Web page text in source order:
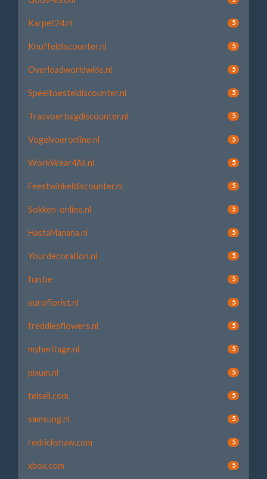
Karpet24.nl 5
Knuffeldiscounter.nl 5
Overloadworldwide.nl 5
Speeltoesteldiscounter.nl 5
Trapvoertuigdiscounter.nl 5
Vogelvoeronline.nl 5
WorkWear4All.nl 5
Feestwinkeldiscounter.nl 5
Sokken-online.nl 5
HastaManana.nl 5
Yourdecoration.nl 5
fun.be 5
euroflorist.nl 5
freddiesflowers.nl 5
myheritage.nl 5
pixum.nl 5
telsell.com 5
samsung.nl 5
redrickshaw.com 5
xbox.com 5